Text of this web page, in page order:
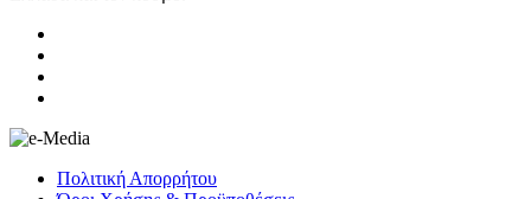
Πολιτική Απορρήτου